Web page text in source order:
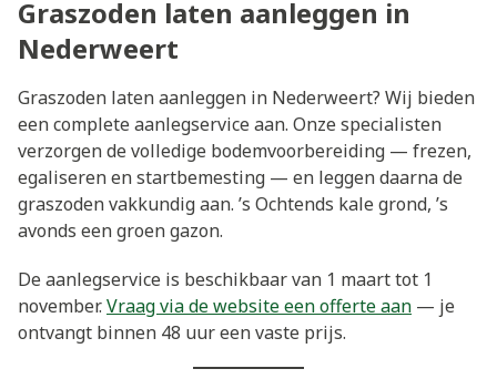
Graszoden laten aanleggen in
Nederweert
Graszoden laten aanleggen in Nederweert? Wij bieden
een complete aanlegservice aan. Onze specialisten
verzorgen de volledige bodemvoorbereiding — frezen,
egaliseren en startbemesting — en leggen daarna de
graszoden vakkundig aan. ’s Ochtends kale grond, ’s
avonds een groen gazon.
De aanlegservice is beschikbaar van 1 maart tot 1
november.Vraag via de website een offerte aan — je
ontvangt binnen 48 uur een vaste prijs.